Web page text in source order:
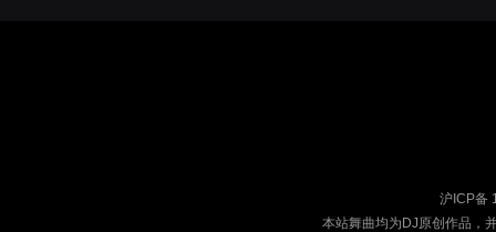
沪ICP备
本站舞曲均为DJ原创作品，